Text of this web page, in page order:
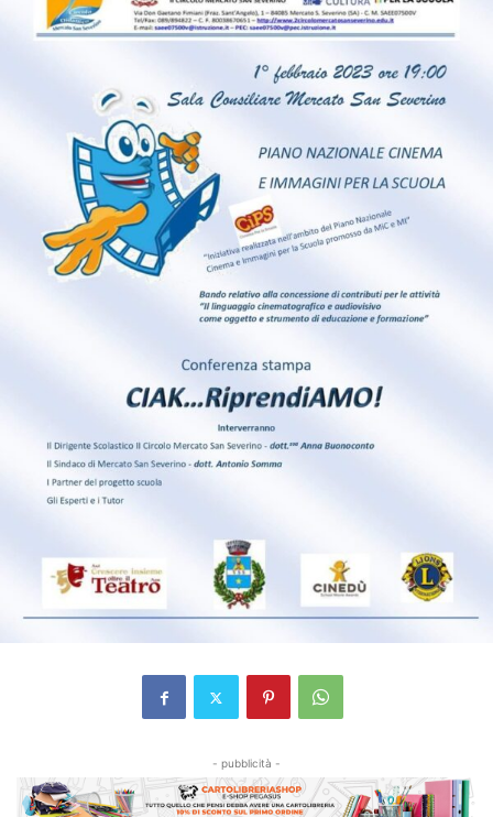
- pubblicità -